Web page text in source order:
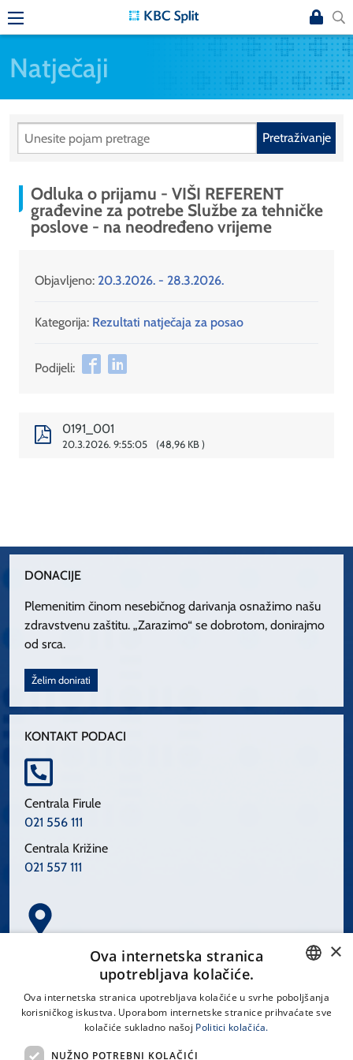
Natječaji
Pretraživanje
Odluka o prijamu - VIŠI REFERENT
građevine za potrebe Službe za tehničke
poslove - na neodređeno vrijeme
Objavljeno: 20.3.2026. - 28.3.2026.
Kategorija: Rezultati natječaja za posao
Podijeli:
0191_001
20.3.2026. 9:55:05 48,96 KB
DONACIJE
Plemenitim činom nesebičnog darivanja osnažimo našu
zdravstvenu zaštitu. „Zarazimo“ se dobrotom, donirajmo
od srca.
Želim donirati
KONTAKT PODACI
Centrala Firule
021 556 111
Centrala Križine
021 557 111
Spinčićeva 1, 21000 Split
CROATIAN
×
Ova internetska stranica
upotrebljava kolačiće.
Ova internetska stranica upotrebljava kolačiće u svrhe poboljšanja
korisničkog iskustva. Uporabom internetske stranice prihvaćate sve
kolačiće sukladno našoj Politici kolačića.
NUŽNO POTREBNI KOLAČIĆI